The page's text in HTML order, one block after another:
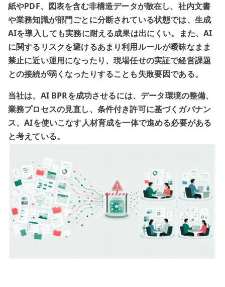
紙やPDF、図表を含む非構造データが散在し、社内文書
や業務知識が部門ごとに分断されている状態では、生成
AIを導入しても実務に耐える成果は出にくい。また、AI
に関するリスクを避けるあまり利用ルールが曖昧なまま
禁止に近い運用になったり、現場任せの実証で経営課題
との接続が弱くなったりすることも失敗要因である。
当社は、AI BPRを成功させるには、データ環境の整備、
業務プロセスの見直し、条件付き許可に基づくガバナン
ス、AIを使いこなす人材育成を一体で進める必要がある
と考えている。